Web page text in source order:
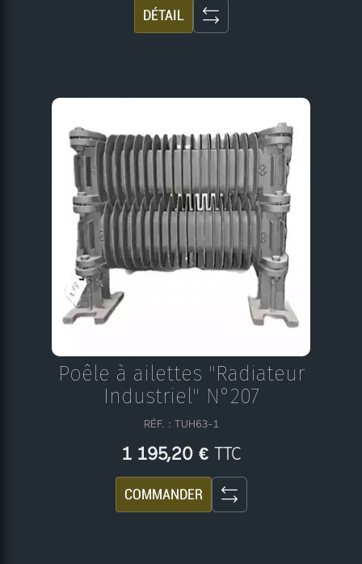
DÉTAIL
Poêle à ailettes "Radiateur
Industriel" N°207
RÉF. : TUH63-1
1 195,20 € TTC
COMMANDER